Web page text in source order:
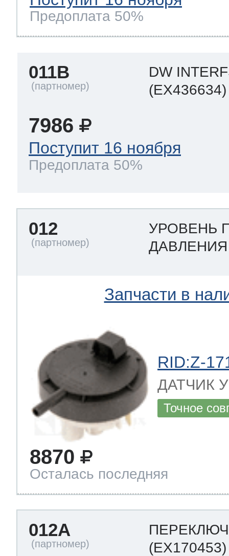
Предоплата 50%
011B
DW
(EX436634)
7986
Поступит 16 ноября
Предоплата 50%
012
УРОВЕНЬ
Запчасти в
RID:Z-
ДАТЧИК
Точное
8870
Осталась последняя
012A
(EX170453)